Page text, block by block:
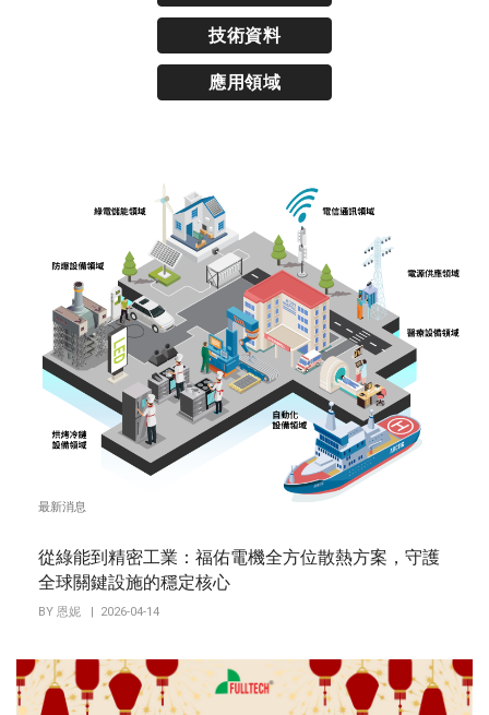
技術資料
應用領域
最新消息
從綠能到精密工業：福佑電機全方位散熱方案，守護
全球關鍵設施的穩定核心
BY 恩妮 | 2026-04-14